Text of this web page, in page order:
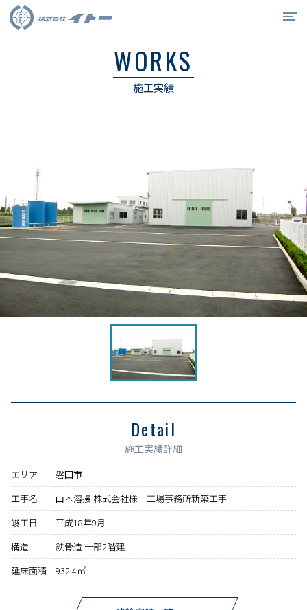
リクルート
0538-34-6715
お問合せ
WORKS
施工実績
Detail
施工実績詳細
エリア
磐田市
工事名
山本溶接 株式会社様 工場事務所新築工事
竣工日
平成18年9月
構造
鉄骨造 一部2階建
延床面積
932.4㎡